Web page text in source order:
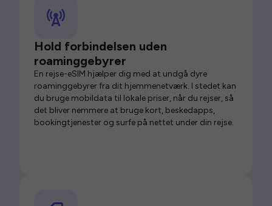
Hold forbindelsen uden
roaminggebyrer
En rejse-eSIM hjælper dig med at undgå dyre
roaminggebyrer fra dit hjemmenetværk. I stedet kan
du bruge mobildata til lokale priser, når du rejser, så
det bliver nemmere at bruge kort, beskedapps,
bookingtjenester og surfe på nettet under din rejse.